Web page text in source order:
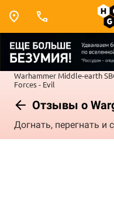
Warhammer Middle-earth
Forces - Evil
Отзывы о
Догнать, перегнать и